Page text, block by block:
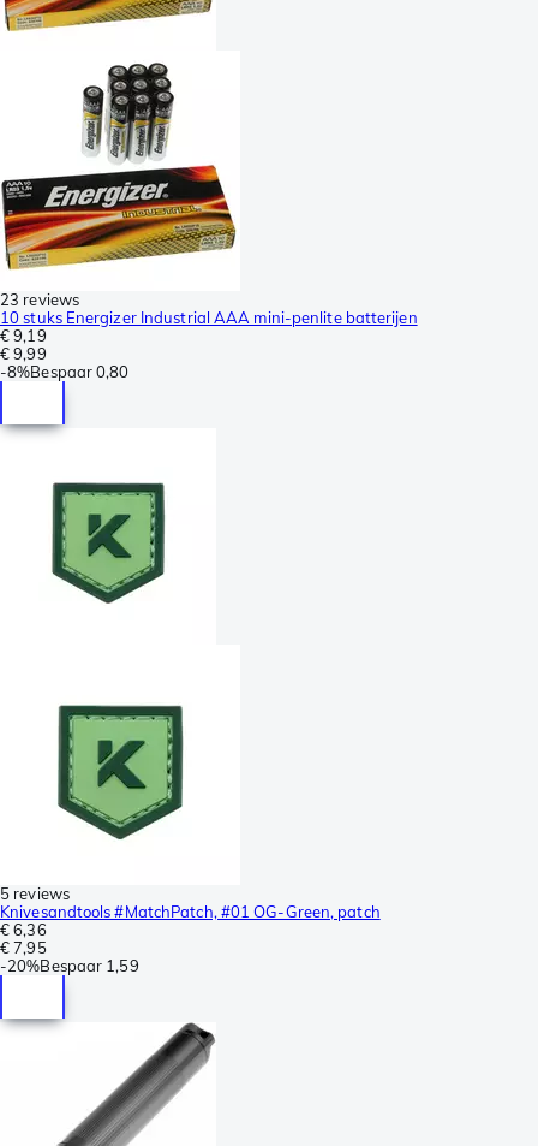
23 reviews
10 stuks Energizer Industrial AAA mini-penlite batterijen
€ 9,19
€ 9,99
-8%Bespaar0,80
5 reviews
Knivesandtools #MatchPatch, #01 OG-Green, patch
€ 6,36
€ 7,95
-20%Bespaar 1,59